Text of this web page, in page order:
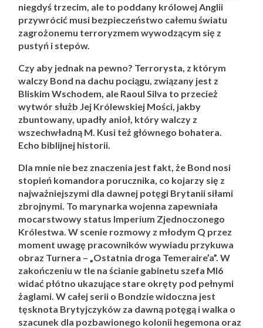
niegdyś trzecim, ale to poddany królowej Anglii
przywrócić musi bezpieczeństwo całemu światu
zagrożonemu terroryzmem wywodzącym się z
pustyń i stepów.
Czy aby jednak na pewno? Terrorysta, z którym
walczy Bond na dachu pociągu, związany jest z
Bliskim Wschodem, ale Raoul Silva to przecież
wytwór służb Jej Królewskiej Mości, jakby
zbuntowany, upadły anioł, który walczy z
wszechwładną M. Kusi też głównego bohatera.
Echo biblijnej historii.
Dla mnie nie bez znaczenia jest fakt, że Bond nosi
stopień komandora porucznika, co kojarzy się z
najważniejszymi dla dawnej potęgi Brytanii siłami
zbrojnymi. To marynarka wojenna zapewniała
mocarstwowy status Imperium Zjednoczonego
Królestwa. W scenie rozmowy z młodym Q przez
moment uwagę pracowników wywiadu przykuwa
obraz Turnera – „Ostatnia droga Temeraire’a”. W
zakończeniu w tle na ścianie gabinetu szefa MI6
widać płótno ukazujące stare okręty pod pełnymi
żaglami. W całej serii o Bondzie widoczna jest
tęsknota Brytyjczyków za dawną potęgą i walka o
szacunek dla pozbawionego kolonii hegemona oraz